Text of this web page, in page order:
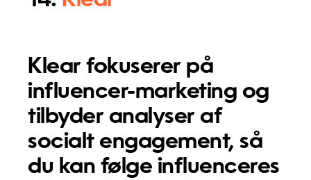
Klear fokuserer på
influencer-marketing og
tilbyder analyser af
socialt engagement, så
du kan følge influenceres